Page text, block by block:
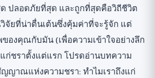
ปลอดภัยที่สุด และถูกที่สุดคือวิถีชีวิต
จัยที่น่าตื่นเต้นซึ่งคุ้มค่าที่จะรู้จัก แต่
องคุณกับมัน (เพื่อความเข้าใจอย่างลึก
ก่ชราตั้งแต่แรก โปรดอ่านบทความ
ญญาณแห่งความชรา: ทำไมเราถึงแก่